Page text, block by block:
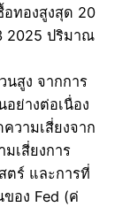
ทองสูงสุด 20
2025 ปริมาณ
นสูง จากการ
ย่างต่อเนื่อง
วามเสี่ยงจาก
เสี่ยงการ
ตร์ และการที่
อง Fed (ค่